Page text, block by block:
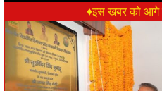
♦इस खबर को